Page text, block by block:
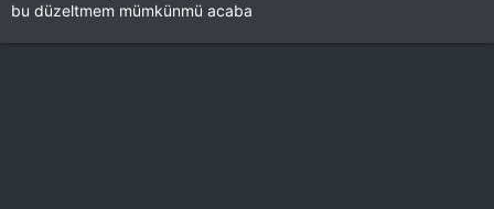
bu düzeltmem mümkünmü acaba